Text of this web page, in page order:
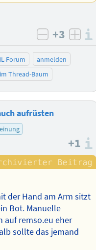
negativ
+3
Forum
anmelden
Thread-Baum
aufrüsten
+1
der Hand am Arm sitzt
Bot. Manuelle
auf remso.eu eher
sollte das jemand